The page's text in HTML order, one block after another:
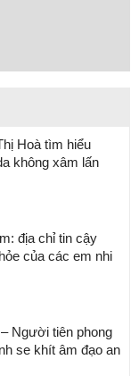
Hoà tìm hiểu
không xâm lấn
địa chỉ tin cậy
của các em nhi
Người tiên phong
se khít âm đạo an